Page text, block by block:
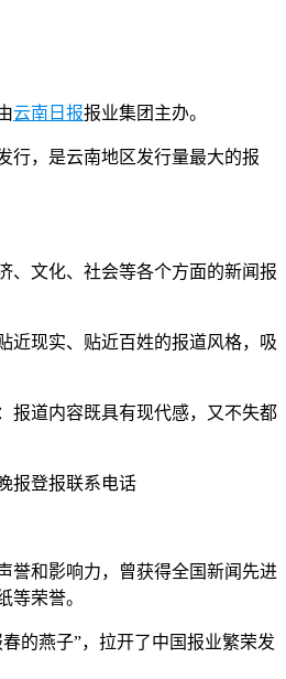
云南日报报业集团主办。
行，是云南地区发行量最大的报
、文化、社会等各个方面的新闻报
近现实、贴近百姓的报道风格，吸
报道内容既具有现代感，又不失都
誉和影响力，曾获得全国新闻先进
等荣誉。
的燕子”，拉开了中国报业繁荣发